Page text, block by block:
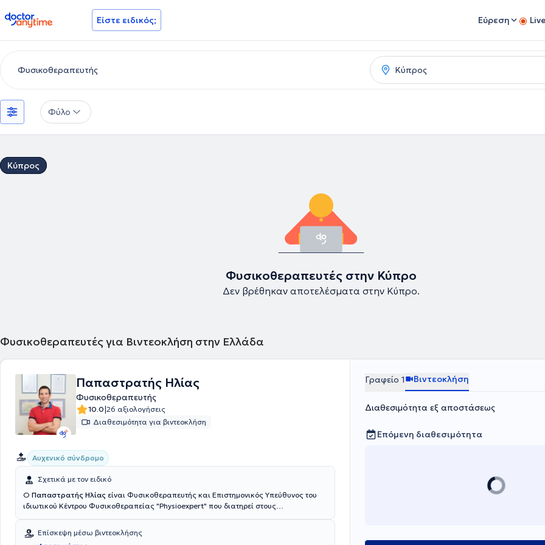
doctoranytime Είστε ειδικός; Εύρεση
Φύλο
Κύπρος
Φυσικοθεραπευτές στην Κύπρο
Δεν βρέθηκαν αποτελέσματα στην Κύπρο.
Φυσικοθεραπευτές για Βιντεοκλήση στην Ελλάδα
Παπαστρατής Ηλίας
Φυσικοθεραπευτής
10.0|26 αξιολογήσεις
Διαθεσιμότητα για βιντεοκλήση
Αυχενικό σύνδρομο
Σχετικά με τον ειδικό
Ο Παπαστρατής Ηλίας είναι Φυσικοθεραπευτής και Επιστημονικός Υπεύθυνος του
ιδιωτικού Κέντρου Φυσικοθεραπείας "Physioexpert" που διατηρεί στους
θεραπευτής σπονδυλικής στήλης με μηχανική διάγνωση και θεραπεία με τη μέθοδο
McKenzie (cert. MDT). Διαθέτει πιστοποίηση σε τεχνικές manual therapy, τεχνικές
Επίσκεψη μέσω βιντεοκλήσης
Γραφείο 1 Βιντεοκλήση
Διαθεσιμότητα εξ αποστάσεως
Επόμενη διαθεσιμότητα